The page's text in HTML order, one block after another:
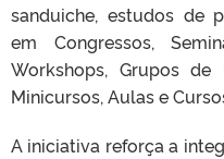
sanduiche, estudos de
em Congressos,
Workshops, Grupos de
Minicursos, Aulas e
A iniciativa reforça a